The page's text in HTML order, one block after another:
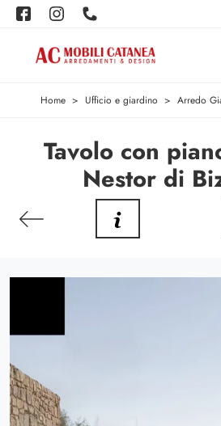
Home > Ufficio e giardino > Arredo
Tavolo con
Nestor di